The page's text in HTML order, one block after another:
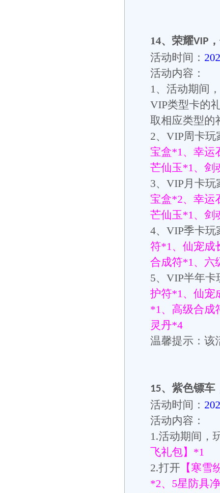
14、 荣耀VIP
活动时间：
活动内容：
1、活动期间，
VIP类型卡的
取相应类型的
2、 VIP周卡玩
宝盒*1、幸运
芒仙玉*1、剑
3、 VIP月卡玩
宝盒*2、幸运
芒仙玉*1、剑
4、 VIP季卡玩
符*1、仙宠成
合成符*1、六
5、 VIP半年卡
护符*1、仙宠
*1、高级合成
灵丹*4
温馨提示：该
15、 紫色镖车
活动时间：
活动内容：
1.活动期间，
飞礼包】*1
2.打开 【寒雪
*2、5星防具